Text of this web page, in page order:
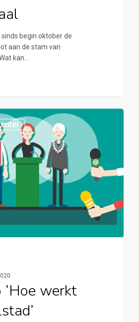
sinds begin oktober de
aan de stam van
kan…
‘Hoe werkt
0